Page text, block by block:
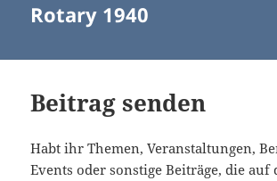
Rotary 1940
Beitrag senden
Habt ihr Themen, Veranstaltungen,
Events oder sonstige Beiträge, die auf